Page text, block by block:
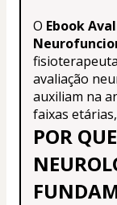
O Ebook
avaliação
auxiliam na
faixas
POR